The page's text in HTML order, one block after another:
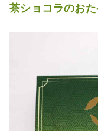
茶ショコラのお